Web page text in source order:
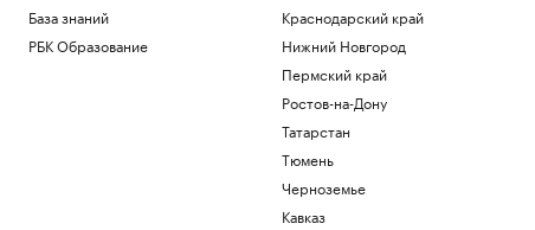
База знаний
РБК Образование
Краснодарский край
Нижний Новгород
Пермский край
Ростов-на-Дону
Татарстан
Тюмень
Черноземье
Кавказ